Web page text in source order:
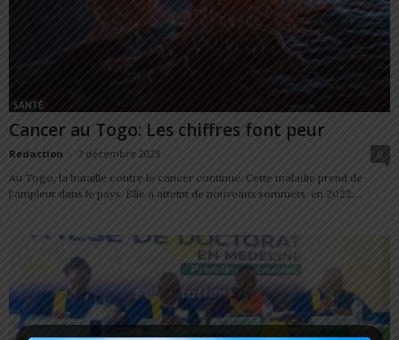
SANTÉ
Cancer au Togo: Les chiffres font peur
Redaction - 7 décembre 2023
0
Au Togo, la bataille contre le cancer continue. Cette maladie prend de
l'ampleur dans le pays. Elle a atteint de nouveaux sommets en 2022....